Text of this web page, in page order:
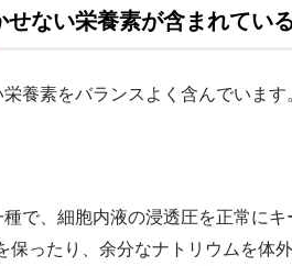
ない栄養素が含まれている
栄養素をバランスよく含んでいま
で、細胞内液の浸透圧を正常に
保ったり、余分なナトリウムを体